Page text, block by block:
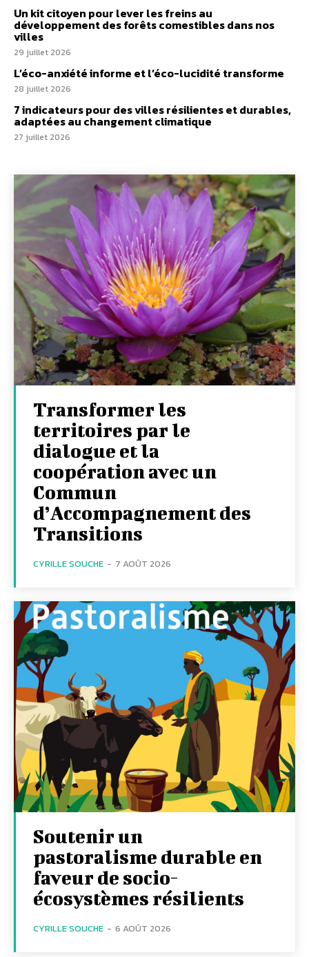
Un kit citoyen pour lever les freins au
développement des forêts comestibles dans nos
villes
29 juillet 2026
L’éco-anxiété informe et l’éco-lucidité transforme
28 juillet 2026
7 indicateurs pour des villes résilientes et durables,
adaptées au changement climatique
27 juillet 2026
Transformer les
territoires par le
dialogue et la
coopération avec un
Commun
d’Accompagnement des
Transitions
CYRILLE SOUCHE - 7 AOÛT 2026
Soutenir un
pastoralisme durable en
faveur de socio-
écosystèmes résilients
CYRILLE SOUCHE - 6 AOÛT 2026